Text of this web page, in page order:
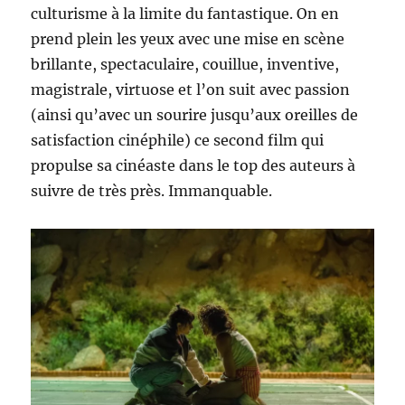
culturisme à la limite du fantastique. On en
prend plein les yeux avec une mise en scène
brillante, spectaculaire, couillue, inventive,
magistrale, virtuose et l’on suit avec passion
(ainsi qu’avec un sourire jusqu’aux oreilles de
satisfaction cinéphile) ce second film qui
propulse sa cinéaste dans le top des auteurs à
suivre de très près. Immanquable.